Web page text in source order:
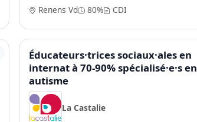
Renens Vd 80% CDI
Éducateurs·trices sociaux·ales en
internat à 70-90% spécialisé·e·s en
autisme
La Castalie